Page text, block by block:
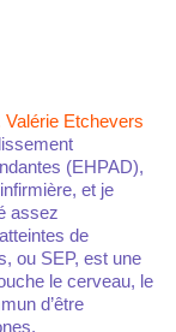
Valérie Etchevers
(EHPAD),
et je
assez
de
ou SEP, est une
le cerveau, le
d’être